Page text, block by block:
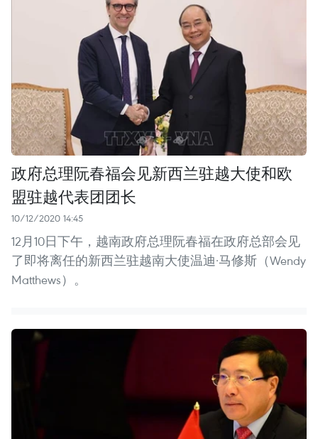
政府总理阮春福会见新西兰驻越大使和欧
盟驻越代表团团长
10/12/2020 14:45
12月10日下午，越南政府总理阮春福在政府总部会见
了即将离任的新西兰驻越南大使温迪·马修斯（Wendy
Matthews）。